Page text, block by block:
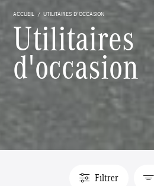
ACCUEIL UTILITAIRES D'OCCASION
Utilitaires
d'occasion
Filtrer